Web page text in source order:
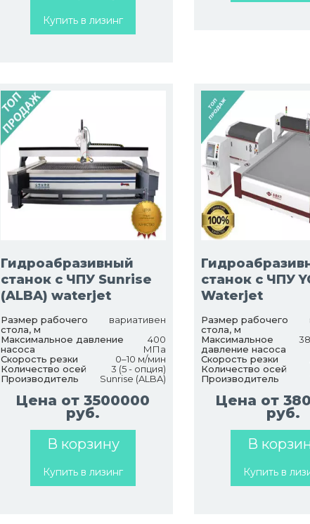
Купить в лизинг
Гидроабразивный
станок с ЧПУ Sunrise
(ALBA) waterjet
Размер рабочего
стола, м
вариативен
Максимальное давление
насоса
400
МПа
Скорость резки
0–10 м/мин
Количество осей
3 (5 - опция)
Производитель
Sunrise (ALBA)
Цена от 3500000
руб.
В корзину
Купить в лизинг
станок с ЧПУ
Waterjet
Размер рабочего
стола, м
Максимальное
давление насоса
Скорость резки
Количество осей
Производитель
Цена от
руб.
В
Купить в